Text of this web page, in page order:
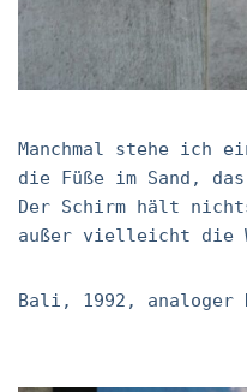
Manchmal stehe ich
die Füße im Sand,
Der Schirm hält
außer vielleicht die
Bali, 1992, analoger